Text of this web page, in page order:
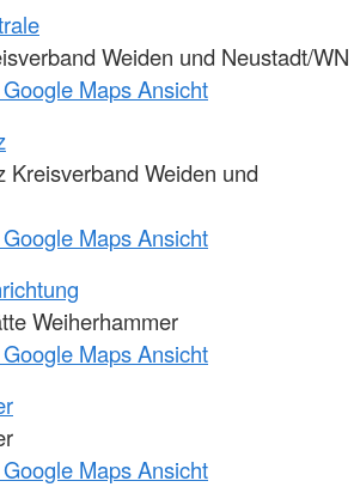
Weiden und Neustadt/WN
Maps Ansicht
Kreisverband Weiden und
Maps Ansicht
Weiherhammer
Maps Ansicht
Maps Ansicht